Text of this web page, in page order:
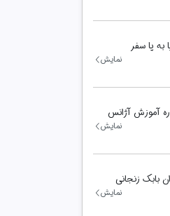
به پا سفر
نمایش
آموزش آژانس
نمایش
بابک زنجانی
نمایش